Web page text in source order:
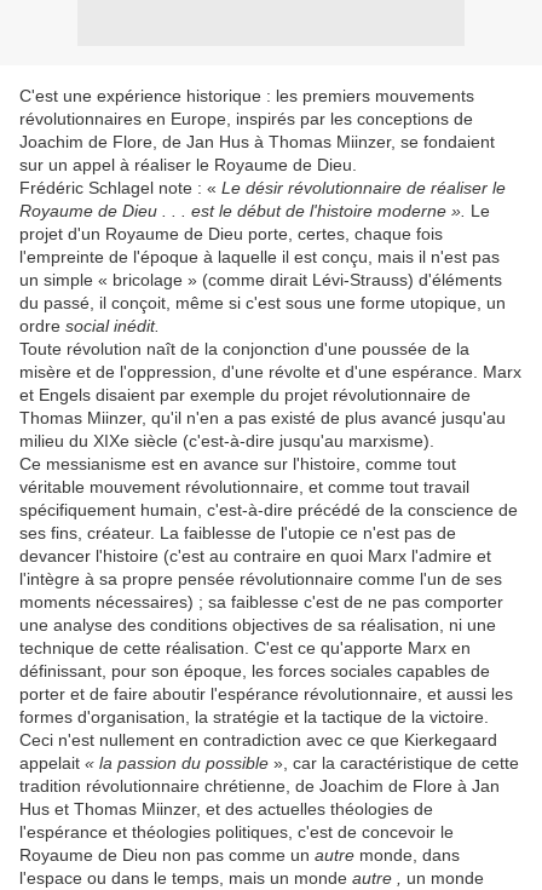
C'est une expérience historique : les premiers mouvements
révolutionnaires en Europe, inspirés par les conceptions de
Joachim de Flore, de Jan Hus à Thomas Miinzer, se fondaient
sur un appel à réaliser le Royaume de Dieu.
Frédéric Schlagel note : « Le désir révolutionnaire de réaliser le
Royaume de Dieu . . . est le début de l'histoire moderne ». Le
projet d'un Royaume de Dieu porte, certes, chaque fois
l'empreinte de l'époque à laquelle il est conçu, mais il n'est pas
un simple « bricolage » (comme dirait Lévi-Strauss) d'éléments
du passé, il conçoit, même si c'est sous une forme utopique, un
ordre social inédit.
Toute révolution naît de la conjonction d'une poussée de la
misère et de l'oppression, d'une révolte et d'une espérance. Marx
et Engels disaient par exemple du projet révolutionnaire de
Thomas Miinzer, qu'il n'en a pas existé de plus avancé jusqu'au
milieu du XIXe siècle (c'est-à-dire jusqu'au marxisme).
Ce messianisme est en avance sur l'histoire, comme tout
véritable mouvement révolutionnaire, et comme tout travail
spécifiquement humain, c'est-à-dire précédé de la conscience de
ses fins, créateur. La faiblesse de l'utopie ce n'est pas de
devancer l'histoire (c'est au contraire en quoi Marx l'admire et
l'intègre à sa propre pensée révolutionnaire comme l'un de ses
moments nécessaires) ; sa faiblesse c'est de ne pas comporter
une analyse des conditions objectives de sa réalisation, ni une
technique de cette réalisation. C'est ce qu'apporte Marx en
définissant, pour son époque, les forces sociales capables de
porter et de faire aboutir l'espérance révolutionnaire, et aussi les
formes d'organisation, la stratégie et la tactique de la victoire.
Ceci n'est nullement en contradiction avec ce que Kierkegaard
appelait « la passion du possible », car la caractéristique de cette
tradition révolutionnaire chrétienne, de Joachim de Flore à Jan
Hus et Thomas Miinzer, et des actuelles théologies de
l'espérance et théologies politiques, c'est de concevoir le
Royaume de Dieu non pas comme un autre monde, dans
l'espace ou dans le temps, mais un monde autre , un monde